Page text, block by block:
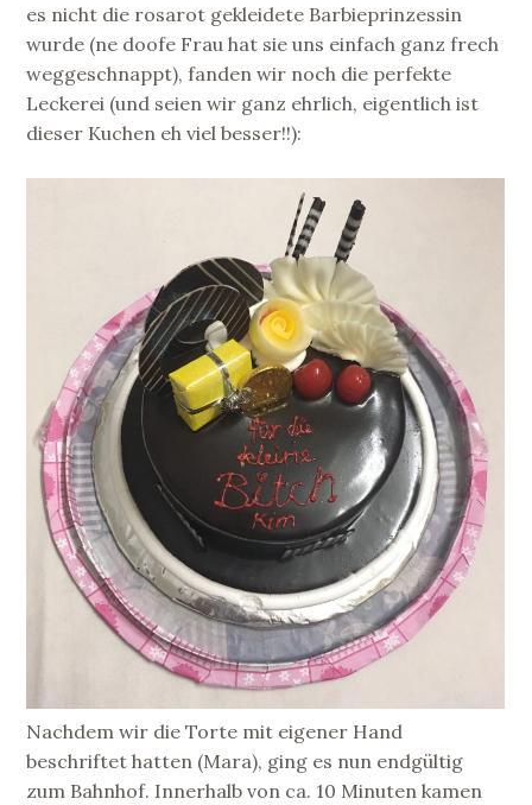
es nicht die rosarot gekleidete Barbieprinzessin
wurde (ne doofe Frau hat sie uns einfach ganz frech
weggeschnappt), fanden wir noch die perfekte
Leckerei (und seien wir ganz ehrlich, eigentlich ist
dieser Kuchen eh viel besser!!):
Nachdem wir die Torte mit eigener Hand
beschriftet hatten (Mara), ging es nun endgültig
zum Bahnhof. Innerhalb von ca. 10 Minuten kamen